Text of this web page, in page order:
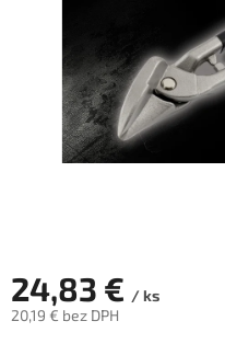
24,83 € / ks
20,19 € bez DPH